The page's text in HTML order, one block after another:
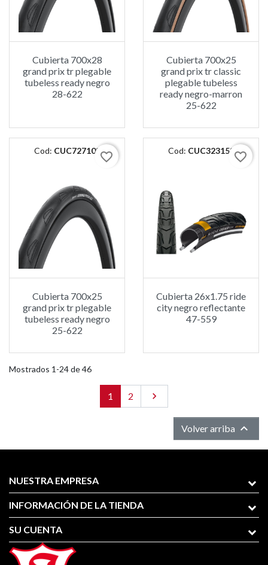
Cubierta 700x28
grand prix tr plegable
tubeless ready negro
28-622
Cubierta 700x25
grand prix tr classic
plegable tubeless
ready negro-marron
25-622
Cod: CUC727103 favorite_border
Cubierta 700x25
grand prix tr plegable
tubeless ready negro
25-622
Cod: CUC323158 favorite_border
Cubierta 26x1.75 ride
city negro reflectante
47-559
Mostrados 1-24 de 46
1 2 Siguiente

Volver arriba 
NUESTRA EMPRESA
INFORMACIÓN DE LA TIENDA
SU CUENTA